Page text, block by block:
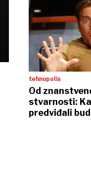
tehnopolis
Od
stvarnosti:
predviđali